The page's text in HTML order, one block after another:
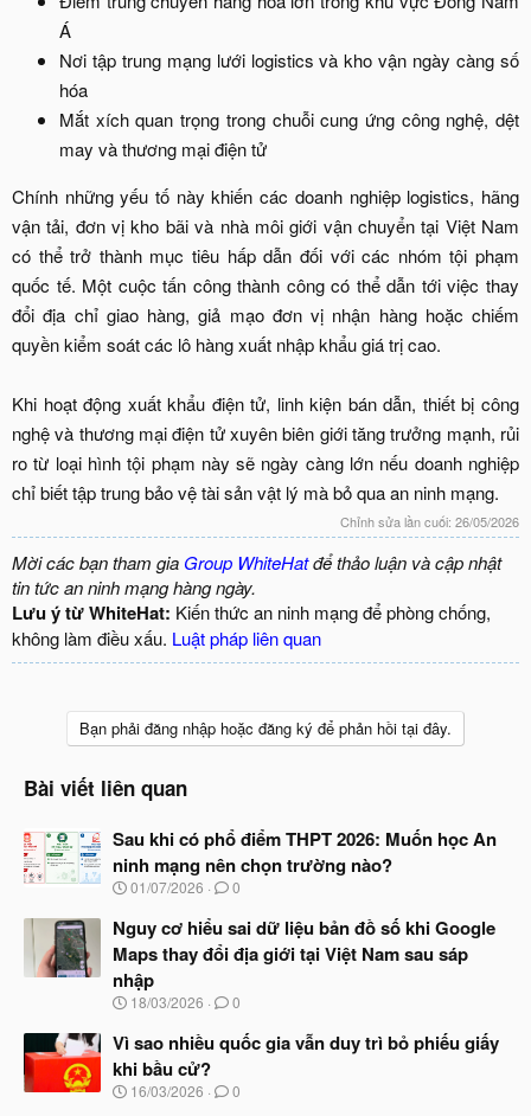
Á​
Nơi tập trung mạng lưới logistics và kho vận ngày càng số
hóa​
Mắt xích quan trọng trong chuỗi cung ứng công nghệ, dệt
may và thương mại điện tử​
Chính những yếu tố này khiến các doanh nghiệp logistics, hãng
vận tải, đơn vị kho bãi và nhà môi giới vận chuyển tại Việt Nam
có thể trở thành mục tiêu hấp dẫn đối với các nhóm tội phạm
quốc tế. Một cuộc tấn công thành công có thể dẫn tới việc thay
đổi địa chỉ giao hàng, giả mạo đơn vị nhận hàng hoặc chiếm
quyền kiểm soát các lô hàng xuất nhập khẩu giá trị cao.
Khi hoạt động xuất khẩu điện tử, linh kiện bán dẫn, thiết bị công
nghệ và thương mại điện tử xuyên biên giới tăng trưởng mạnh, rủi
ro từ loại hình tội phạm này sẽ ngày càng lớn nếu doanh nghiệp
chỉ biết tập trung bảo vệ tài sản vật lý mà bỏ qua an ninh mạng.​
Chỉnh sửa lần cuối: 26/05/2026
Mời các bạn tham gia Group WhiteHatđể thảo luận và cập nhật
tin tức an ninh mạng hàng ngày.
Lưu ý từ WhiteHat: Kiến thức an ninh mạng để phòng chống,
không làm điều xấu. Luật pháp liên quan
Bạn phải đăng nhập hoặc đăng ký để phản hồi tại đây.
Bài viết liên quan
Sau khi có phổ điểm THPT 2026: Muốn học An
ninh mạng nên chọn trường nào?
N
à
y
b
ắ
t
ầ
u
01/07/2026 0
Nguy cơ hiểu sai dữ liệu bản đồ số khi Google
Maps thay đổi địa giới tại Việt Nam sau sáp
nhập
N
à
b
ắ
18/03/2026 0
Vì sao nhiều quốc gia vẫn duy trì bỏ phiếu giấy
khi bầu cử?
N
16/03/2026 0